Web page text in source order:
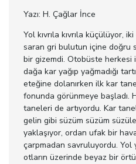
Yazı: H. Çağlar İnce
Yol kıvrıla kıvrıla küçülüyor,
saran gri bulutun içine doğru
bir gizemdi. Otobüste herkesi
dağa kar yağıp yağmadığı
eteğine dolanırken ilk kar
fonunda görünmeye başladı.
taneleri de artıyordu. Kar
gelin gibi süzüm süzüm
yaklaşıyor, ordan ufak bir hava
çarpmadan savruluyordu. Yol
otların üzerinde beyaz bir